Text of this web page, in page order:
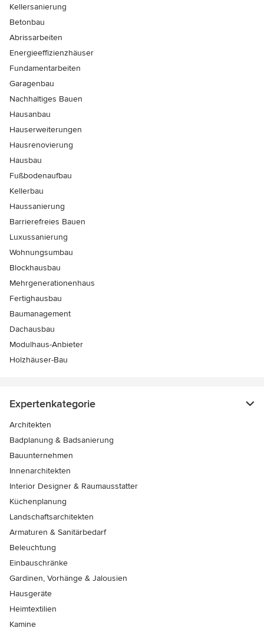
Kellersanierung
Betonbau
Abrissarbeiten
Energieeffizienzhäuser
Fundamentarbeiten
Garagenbau
Nachhaltiges Bauen
Hausanbau
Hauserweiterungen
Hausrenovierung
Hausbau
Fußbodenaufbau
Kellerbau
Haussanierung
Barrierefreies Bauen
Luxussanierung
Wohnungsumbau
Blockhausbau
Mehrgenerationenhaus
Fertighausbau
Baumanagement
Dachausbau
Modulhaus-Anbieter
Holzhäuser-Bau
Expertenkategorie
Architekten
Badplanung & Badsanierung
Bauunternehmen
Innenarchitekten
Interior Designer & Raumausstatter
Küchenplanung
Landschaftsarchitekten
Armaturen & Sanitärbedarf
Beleuchtung
Einbauschränke
Gardinen, Vorhänge & Jalousien
Hausgeräte
Heimtextilien
Kamine